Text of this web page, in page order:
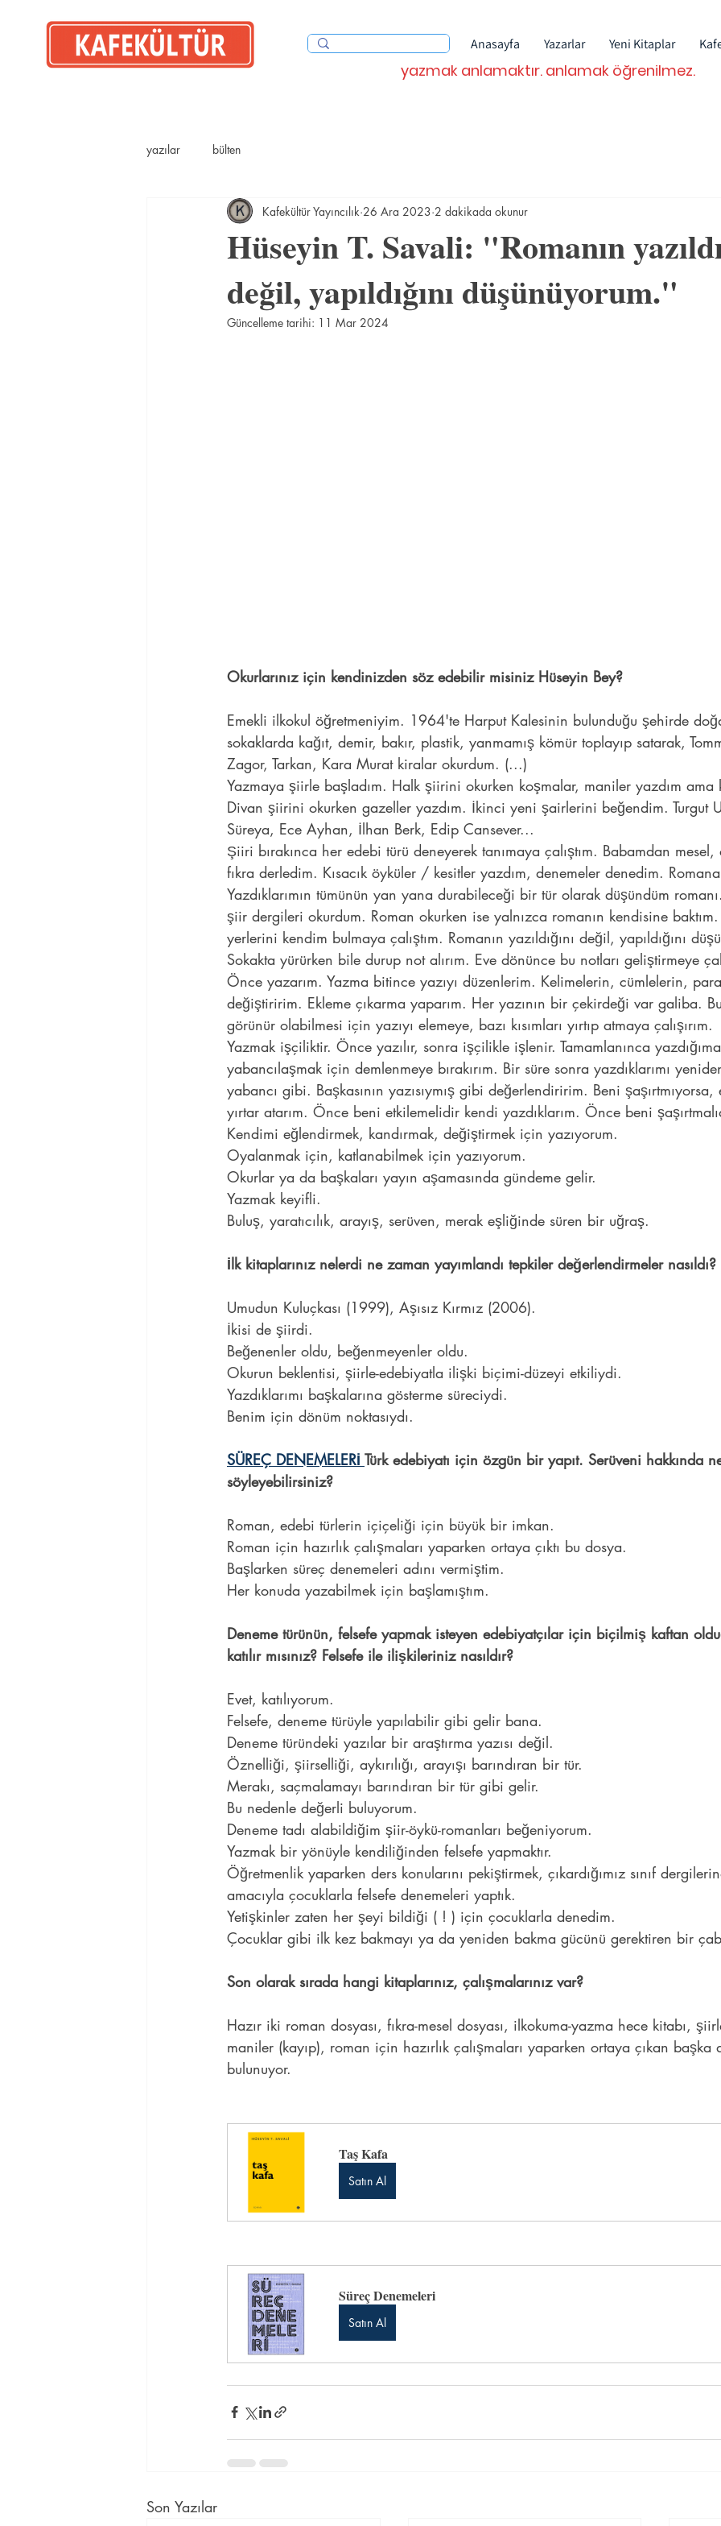
Anasayfa Yazarlar Yeni Kitaplar
yazmak anlamaktır. anlamak öğrenilmez.
yazılar bülten
Hüseyin T. Savali: "Romanın
değil, yapıldığını düşünüyorum."
Kafekültür Yayıncılık 26 Ara 2023 2 dakikada okunur
Güncelleme tarihi: 11 Mar 2024
Okurlarınız için kendinizden söz edebilir misiniz Hüseyin Bey?
Emekli ilkokul öğretmeniyim. 1964'te Harput Kalesinin bulunduğu şehirde
sokaklarda kağıt, demir, bakır, plastik, yanmamış kömür toplayıp satarak,
Zagor, Tarkan, Kara Murat kiralar okurdum. (...)
Yazmaya şiirle başladım. Halk şiirini okurken koşmalar, maniler yazdım ama
Divan şiirini okurken gazeller yazdım. İkinci yeni şairlerini beğendim. Turgut
Süreya, Ece Ayhan, İlhan Berk, Edip Cansever...
Şiiri bırakınca her edebi türü deneyerek tanımaya çalıştım. Babamdan
fıkra derledim. Kısacık öyküler / kesitler yazdım, denemeler denedim.
Yazdıklarımın tümünün yan yana durabileceği bir tür olarak düşündüm
şiir dergileri okurdum. Roman okurken ise yalnızca romanın kendisine
yerlerini kendim bulmaya çalıştım. Romanın yazıldığını değil, yapıldığını
Sokakta yürürken bile durup not alırım. Eve dönünce bu notları geliştirmeye
Önce yazarım. Yazma bitince yazıyı düzenlerim. Kelimelerin, cümlelerin,
değiştiririm. Ekleme çıkarma yaparım. Her yazının bir çekirdeği var galiba.
görünür olabilmesi için yazıyı elemeye, bazı kısımları yırtıp atmaya çalışırım.
Yazmak işçiliktir. Önce yazılır, sonra işçilikle işlenir. Tamamlanınca yazdığıma
yabancılaşmak için demlenmeye bırakırım. Bir süre sonra yazdıklarımı
yabancı gibi. Başkasının yazısıymış gibi değerlendiririm. Beni şaşırtmıyorsa,
yırtar atarım. Önce beni etkilemelidir kendi yazdıklarım. Önce beni
Kendimi eğlendirmek, kandırmak, değiştirmek için yazıyorum.
Oyalanmak için, katlanabilmek için yazıyorum.
Okurlar ya da başkaları yayın aşamasında gündeme gelir.
Yazmak keyifli.
Buluş, yaratıcılık, arayış, serüven, merak eşliğinde süren bir uğraş.
İlk kitaplarınız nelerdi ne zaman yayımlandı tepkiler değerlendirmeler nasıldı?
Umudun Kuluçkası (1999), Aşısız Kırmız (2006).
İkisi de şiirdi.
Beğenenler oldu, beğenmeyenler oldu.
Okurun beklentisi, şiirle-edebiyatla ilişki biçimi-düzeyi etkiliydi.
Yazdıklarımı başkalarına gösterme süreciydi.
Benim için dönüm noktasıydı.
SÜREÇ DENEMELERİ Türk edebiyatı için özgün bir yapıt. Serüveni hakkında
söyleyebilirsiniz?
Roman, edebi türlerin içiçeliği için büyük bir imkan.
Roman için hazırlık çalışmaları yaparken ortaya çıktı bu dosya.
Başlarken süreç denemeleri adını vermiştim.
Her konuda yazabilmek için başlamıştım.
Deneme türünün, felsefe yapmak isteyen edebiyatçılar için biçilmiş kaftan
katılır mısınız? Felsefe ile ilişkileriniz nasıldır?
Evet, katılıyorum.
Felsefe, deneme türüyle yapılabilir gibi gelir bana.
Deneme türündeki yazılar bir araştırma yazısı değil.
Öznelliği, şiirselliği, aykırılığı, arayışı barındıran bir tür.
Merakı, saçmalamayı barındıran bir tür gibi gelir.
Bu nedenle değerli buluyorum.
Deneme tadı alabildiğim şiir-öykü-romanları beğeniyorum.
Yazmak bir yönüyle kendiliğinden felsefe yapmaktır.
Öğretmenlik yaparken ders konularını pekiştirmek, çıkardığımız sınıf
amacıyla çocuklarla felsefe denemeleri yaptık.
Yetişkinler zaten her şeyi bildiği ( ! ) için çocuklarla denedim.
Çocuklar gibi ilk kez bakmayı ya da yeniden bakma gücünü gerektiren bir
Son olarak sırada hangi kitaplarınız, çalışmalarınız var?
Hazır iki roman dosyası, fıkra-mesel dosyası, ilkokuma-yazma hece kitabı,
maniler (kayıp), roman için hazırlık çalışmaları yaparken ortaya çıkan başka
bulunuyor.
Taş Kafa
Satın Al
Süreç Denemeleri
Satın Al
Son Yazılar